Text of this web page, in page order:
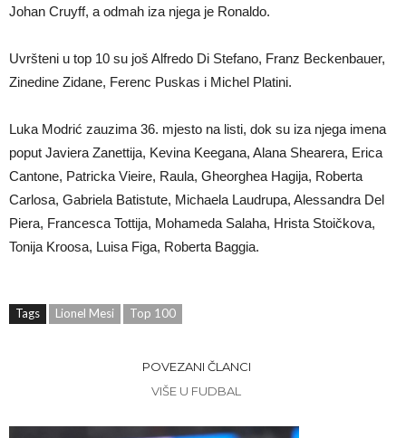
Johan Cruyff, a odmah iza njega je Ronaldo.
Uvršteni u top 10 su još Alfredo Di Stefano, Franz Beckenbauer,
Zinedine Zidane, Ferenc Puskas i Michel Platini.
Luka Modrić zauzima 36. mjesto na listi, dok su iza njega imena
poput Javiera Zanettija, Kevina Keegana, Alana Shearera, Erica
Cantone, Patricka Vieire, Raula, Gheorghea Hagija, Roberta
Carlosa, Gabriela Batistute, Michaela Laudrupa, Alessandra Del
Piera, Francesca Tottija, Mohameda Salaha, Hrista Stoičkova,
Tonija Kroosa, Luisa Figa, Roberta Baggia.
Tags Lionel Mesi Top 100
POVEZANI ČLANCI
VIŠE U FUDBAL